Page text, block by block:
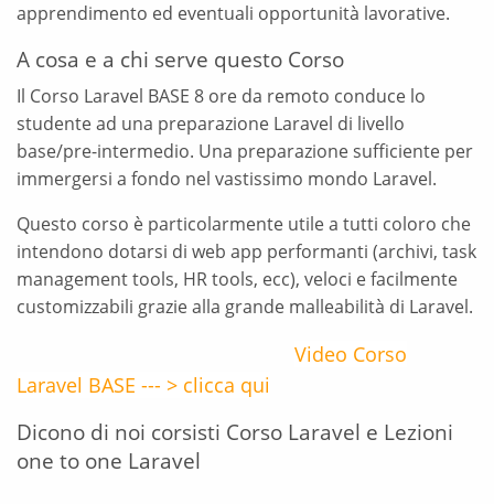
apprendimento ed eventuali opportunità lavorative.
A cosa e a chi serve questo Corso
Il Corso Laravel BASE 8 ore da remoto conduce lo
studente ad una preparazione Laravel di livello
base/pre-intermedio. Una preparazione sufficiente per
immergersi a fondo nel vastissimo mondo Laravel.
Questo corso è particolarmente utile a tutti coloro che
intendono dotarsi di web app performanti (archivi, task
management tools, HR tools, ecc), veloci e facilmente
customizzabili grazie alla grande malleabilità di Laravel.
Video Corso
Laravel BASE --- > clicca qui
Dicono di noi corsisti Corso Laravel e Lezioni
one to one Laravel